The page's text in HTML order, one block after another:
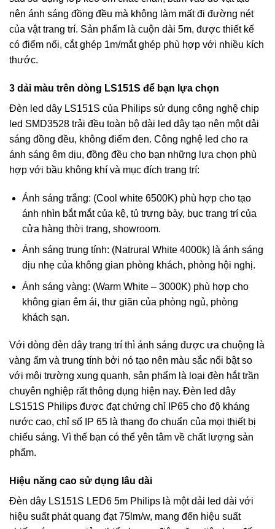
nên ánh sáng đồng đều mà không làm mất đi đường nét
của vật trang trí. Sản phẩm là cuộn dài 5m, được thiết kế
có điểm nối, cắt ghép 1m/mắt ghép phù hợp với nhiều kích
thước.
3 dải màu trên dòng LS151S để bạn lựa chọn
Đèn led dây LS151S của Philips sử dụng công nghệ chip
led SMD3528 trải đều toàn bộ dài led dây tạo nên một dải
sáng đồng đều, không điểm đen. Công nghệ led cho ra
ánh sáng êm dịu, đồng đều cho bạn những lựa chọn phù
hợp với bầu không khí và mục đích trang trí:
Ánh sáng trắng: (Cool white 6500K) phù hợp cho tạo
ánh nhìn bắt mắt của kệ, tủ trưng bày, bục trang trí của
cửa hàng thời trang, showroom.
Ánh sáng trung tính: (Natrural White 4000k) là ánh sáng
dịu nhẹ của không gian phòng khách, phòng hội nghị.
Ánh sáng vàng: (Warm White – 3000K) phù hợp cho
không gian êm ái, thư giãn của phòng ngủ, phòng
khách sạn.
Với dòng đèn dây trang trí thì ánh sáng được ưa chuộng là
vàng ấm và trung tính bởi nó tạo nên màu sắc nổi bật so
với môi trường xung quanh, sản phẩm là loại đèn hắt trần
chuyên nghiệp rất thông dụng hiện nay. Đèn led dây
LS151S Philips được đạt chứng chỉ IP65 cho độ kháng
nước cao, chỉ số IP 65 là thang đo chuẩn của mọi thiết bị
chiếu sáng. Vì thế bạn có thể yên tâm về chất lượng sản
phẩm.
Hiệu năng cao sử dụng lâu dài
Đèn dây LS151S LED6 5m Philips là một dải led dài với
hiệu suất phát quang đạt 75lm/w, mang đến hiệu suất